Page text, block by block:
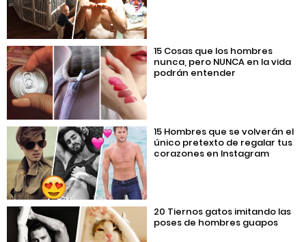
15 Cosas que los hombres
nunca, pero NUNCA en la vida
podrán entender
15 Hombres que se volverán el
único pretexto de regalar tus
corazones en Instagram
20 Tiernos gatos imitando las
poses de hombres guapos